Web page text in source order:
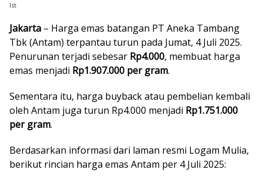
Ist
Jakarta – Harga emas batangan PT Aneka Tambang
Tbk (Antam) terpantau turun pada Jumat, 4 Juli 2025.
Penurunan terjadi sebesar Rp4.000, membuat harga
emas menjadi Rp1.907.000 per gram.
Sementara itu, harga buyback atau pembelian kembali
oleh Antam juga turun Rp4.000 menjadi Rp1.751.000
per gram.
Berdasarkan informasi dari laman resmi Logam Mulia,
berikut rincian harga emas Antam per 4 Juli 2025: